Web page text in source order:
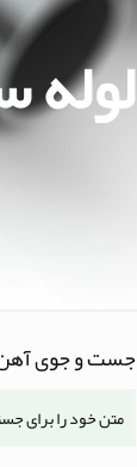
جست و جوی